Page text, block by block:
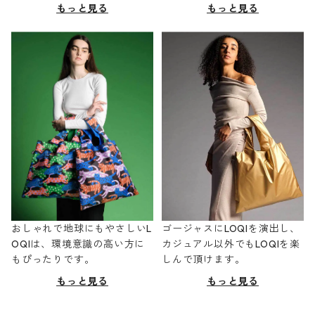
もっと見る もっと見る
おしゃれで地球にもやさしいL
OQIは、環境意識の高い方に
もぴったりです。
もっと見る
ゴージャスにLOQIを演出し、
カジュアル以外でもLOQIを楽
しんで頂けます。
もっと見る